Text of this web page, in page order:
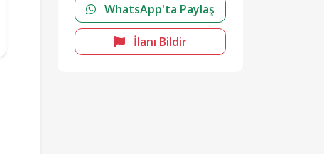
WhatsApp'ta Paylaş
İlanı Bildir